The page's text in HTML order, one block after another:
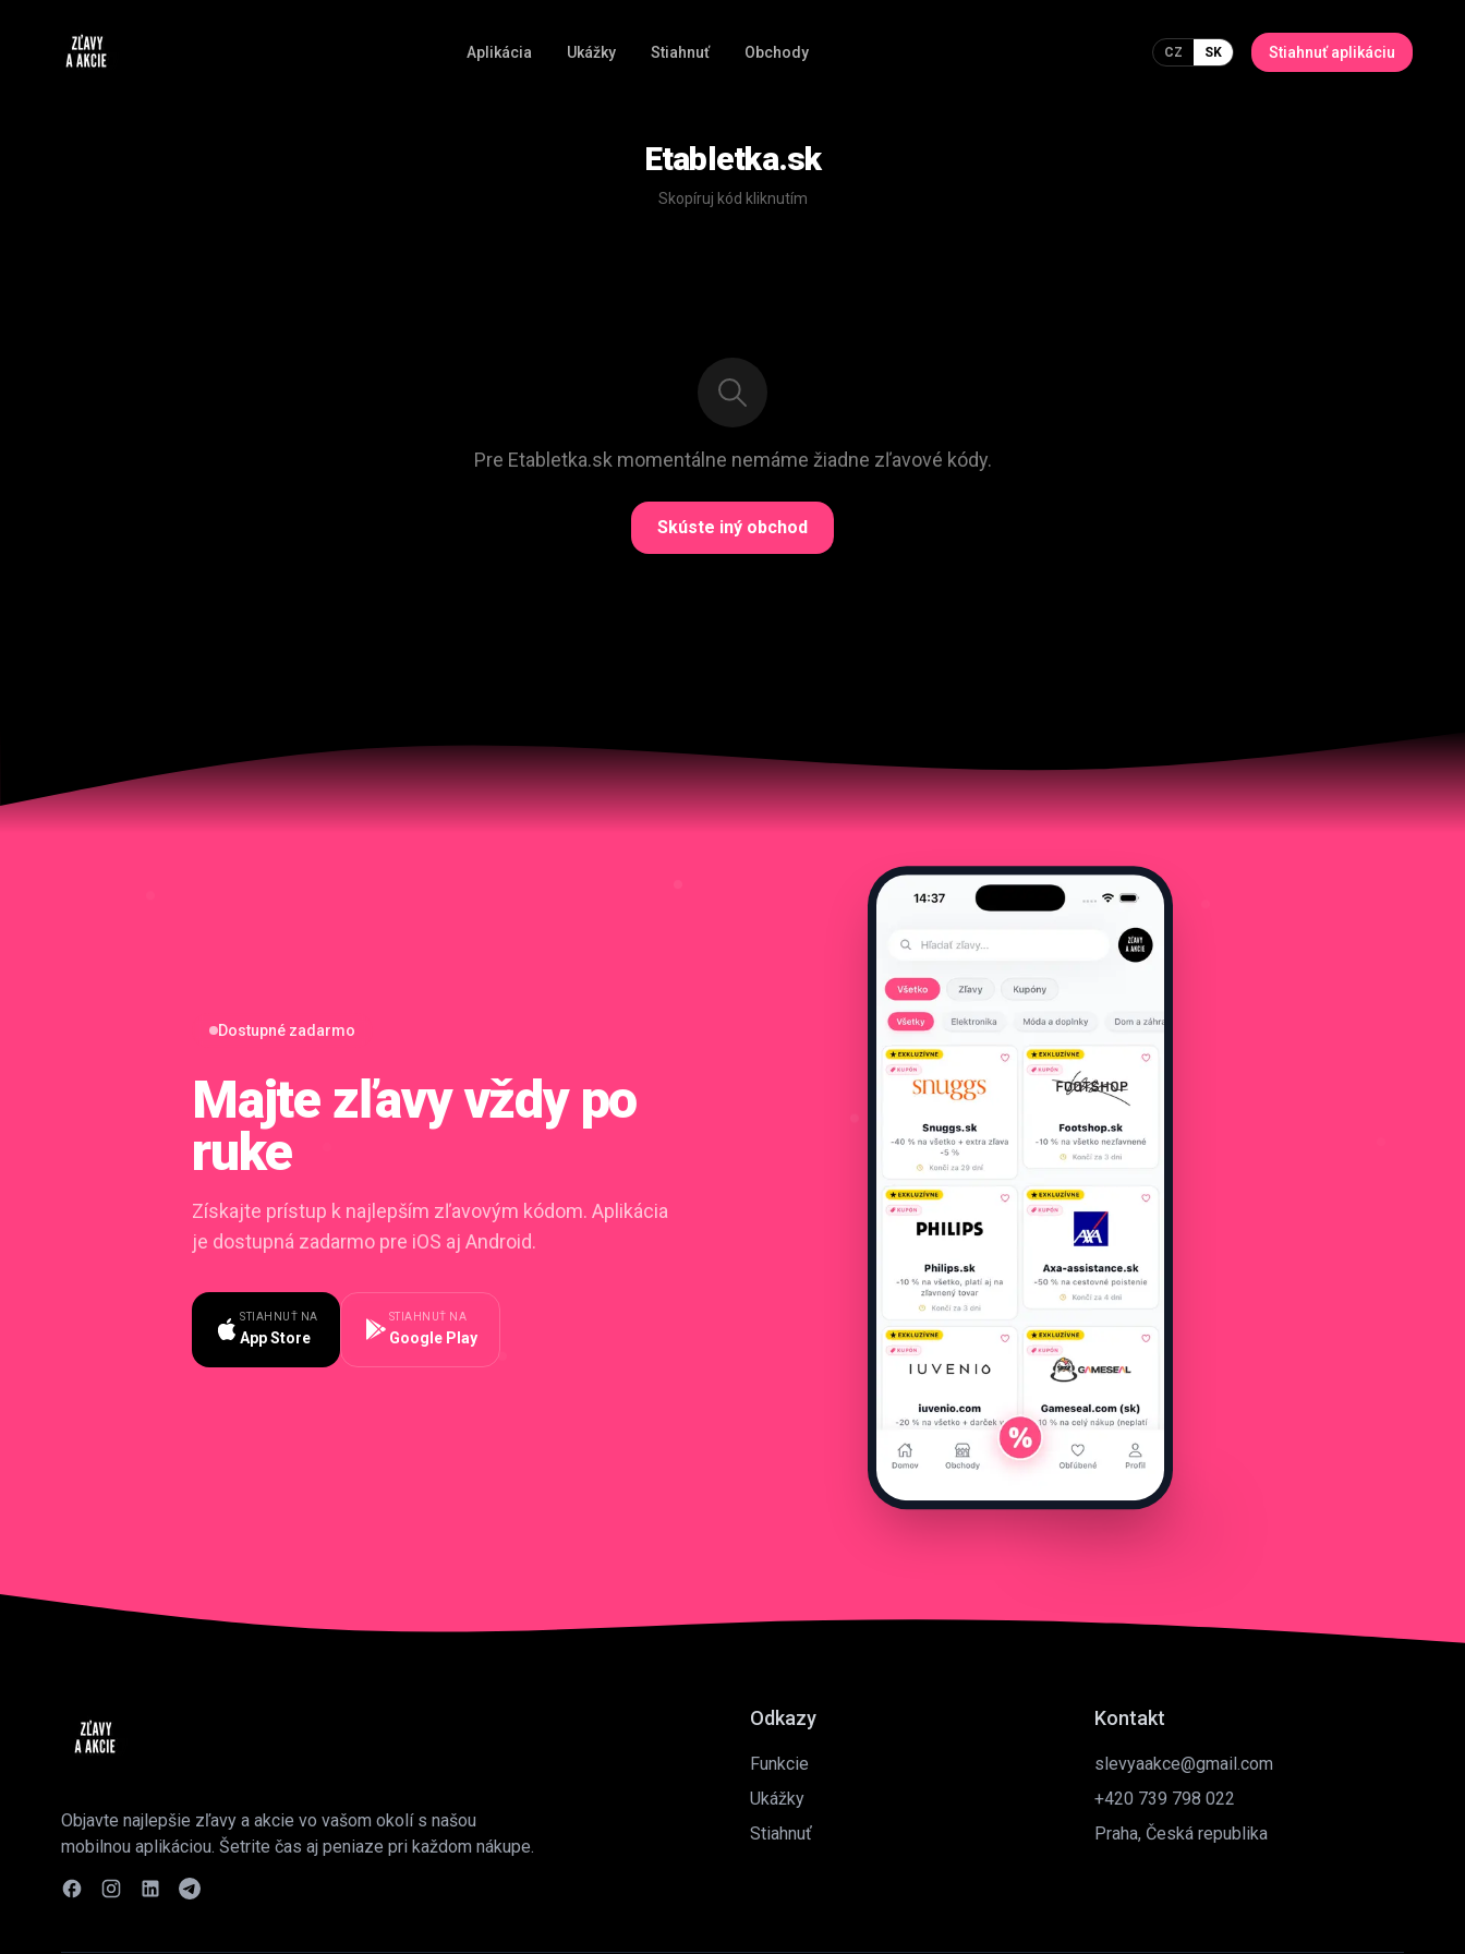
Aplikácia Ukážky Stiahnuť Obchody CZ SK Stiahnuť aplikáciu
Etabletka.sk
Skopíruj kód kliknutím
Pre Etabletka.sk momentálne nemáme žiadne zľavové kódy.
Skúste iný obchod
Dostupné zadarmo
Majte zľavyvždy po
ruke
Získajte prístup k najlepším zľavovým kódom. Aplikácia
je dostupná zadarmo pre iOS aj Android.
STIAHNUŤ NA
App Store
STIAHNUŤ NA
Google Play
Objavte najlepšie zľavy a akcie vo vašom okolí s našou
mobilnou aplikáciou. Šetrite čas aj peniaze pri každom nákupe.
Odkazy
Funkcie
Ukážky
Stiahnuť
Kontakt
slevyaakce@gmail.com
+420 739 798 022
Praha, Česká republika